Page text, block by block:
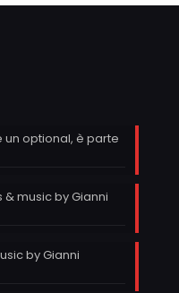
un optional, è parte
& music by Gianni
by Gianni